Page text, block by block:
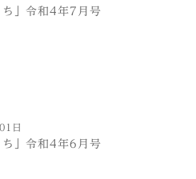
ち」令和4年7月号
日
ち」令和4年6月号